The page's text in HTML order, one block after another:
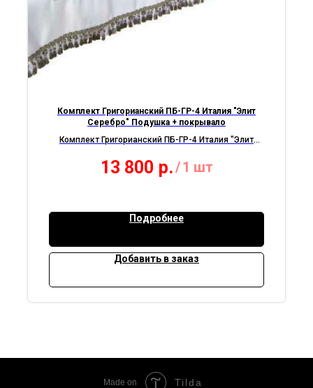
Комплект Григорианский ПБ-ГР-4 Италия "Элит
Серебро" Подушка + покрывало
Комплект Григорианский ПБ-ГР-4 Италия "Элит
Парча
13 800 р./1 шт
Подробнее
Добавить в заказ
Made on Tilda